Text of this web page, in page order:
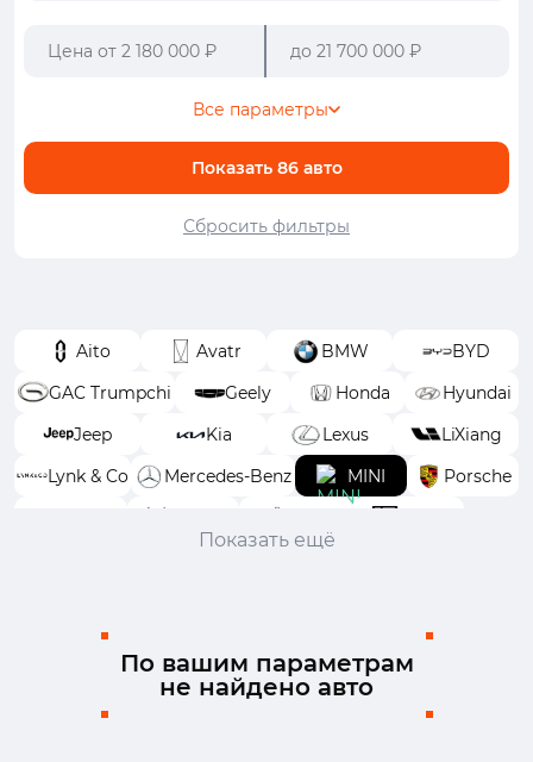
Показать 86 авто
Все параметры
Сбросить фильтры
Aito Avatr BMW
BYD
GAC Trumpchi
Geely Honda
Hyundai
Jeep
Kia Lexus
LiXiang
Lynk & Co
Mercedes-Benz MINI
Porsche
Показать ещё
По вашим параметрам
не найдено авто